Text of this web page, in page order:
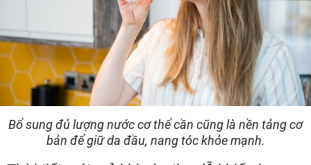
Bổ sung đủ lượng nước cơ thể cần cũng là nền tảng cơ
bản để giữ da đầu, nang tóc khỏe mạnh.